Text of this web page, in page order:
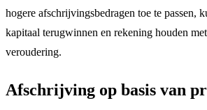
hogere afschrijvingsbedragen toe te passen,
kapitaal terugwinnen en rekening houden
veroudering.
Afschrijving op basis van